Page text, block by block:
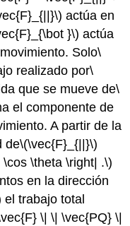
actúa en
}\) actúa
Solo\
realizado por\
que se mueve de\
el componente de
A partir de la
de\(\vec{F}_{||}\)
\theta \right| .\)
en la dirección
el trabajo total
\| \| \vec{PQ} \|